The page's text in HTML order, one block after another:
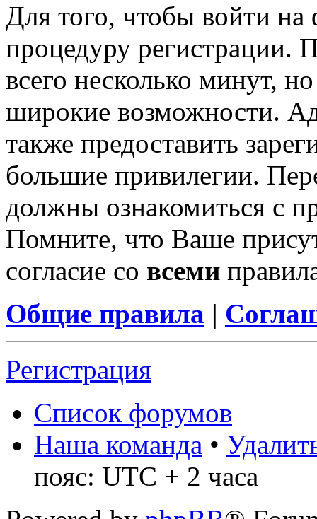
Для того, чтобы войти
процедуру регистрации.
всего несколько минут,
широкие возможности.
также предоставить
большие привилегии.
должны ознакомиться с
Помните, что Ваше
согласие со всеми
Общие правила |
Регистрация
Список форумов
Наша команда •
пояс: UTC + 2 часа